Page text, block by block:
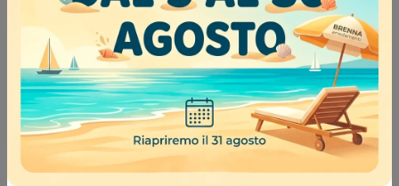
Horizon Tetris 963